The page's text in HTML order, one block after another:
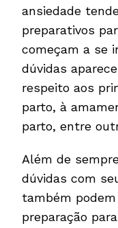
ansiedade
preparativos
começam a se
dúvidas
respeito aos
parto, à
parto, entre
Além de
dúvidas com
também
preparação